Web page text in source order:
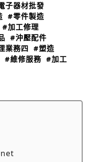
子器材批發
#零件製造
#加工修理
#沖壓配件
業務四 #塑造
#維修服務 #加工